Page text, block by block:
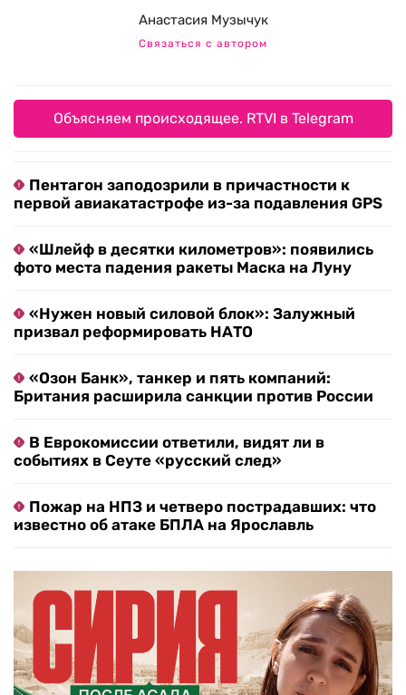
Анастасия Музычук
Связаться с автором
Объясняем происходящее. RTVI в Telegram
Пентагон заподозрили в причастности к
первой авиакатастрофе из-за подавления GPS
«Шлейф в десятки километров»: появились
фото места падения ракеты Маска на Луну
«Нужен новый силовой блок»: Залужный
призвал реформировать НАТО
«Озон Банк», танкер и пять компаний:
Британия расширила санкции против России
В Еврокомиссии ответили, видят ли в
событиях в Сеуте «русский след»
Пожар на НПЗ и четверо пострадавших: что
известно об атаке БПЛА на Ярославль